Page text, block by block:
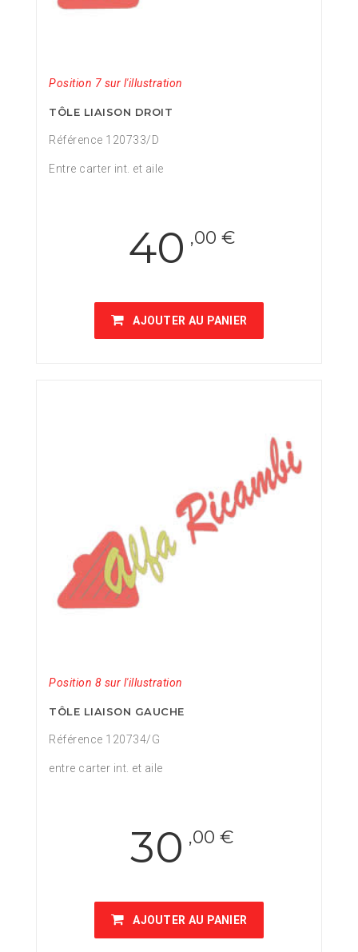
Position 7 sur l'illustration
TÔLE LIAISON DROIT
Référence 120733/D
Entre carter int. et aile
40 ,00 €
AJOUTER AU PANIER
Position 8 sur l'illustration
TÔLE LIAISON GAUCHE
Référence 120734/G
entre carter int. et aile
30 ,00 €
AJOUTER AU PANIER